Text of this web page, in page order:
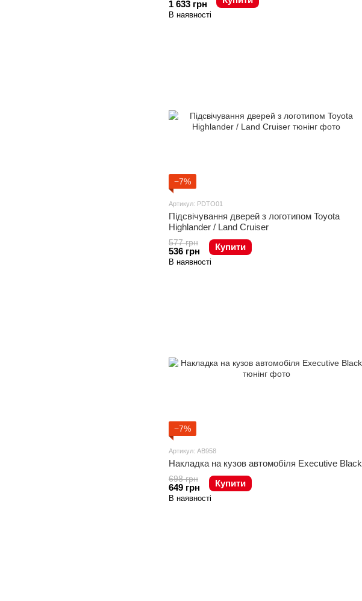
1 633 грн
В наявності
−7%
Артикул: PDTO01
Підсвічування дверей з логотипом Toyota
Highlander / Land Cruiser
577 грн
536 грн Купити
В наявності
−7%
Артикул: AB958
Накладка на кузов автомобіля Executive Black
698 грн
649 грн Купити
В наявності